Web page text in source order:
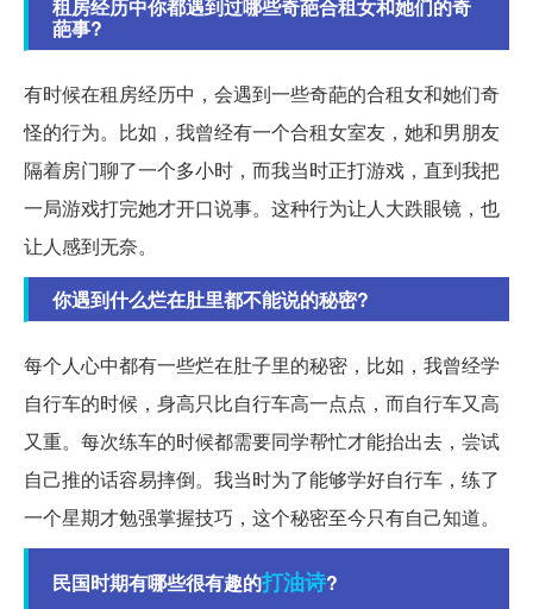
租房经历中你都遇到过哪些奇葩合租女和她们的奇
葩事?
有时候在租房经历中，会遇到一些奇葩的合租女和她们奇
怪的行为。比如，我曾经有一个合租女室友，她和男朋友
隔着房门聊了一个多小时，而我当时正打游戏，直到我把
一局游戏打完她才开口说事。这种行为让人大跌眼镜，也
让人感到无奈。
你遇到什么烂在肚里都不能说的秘密?
每个人心中都有一些烂在肚子里的秘密，比如，我曾经学
自行车的时候，身高只比自行车高一点点，而自行车又高
又重。每次练车的时候都需要同学帮忙才能抬出去，尝试
自己推的话容易摔倒。我当时为了能够学好自行车，练了
一个星期才勉强掌握技巧，这个秘密至今只有自己知道。
民国时期有哪些很有趣的打油诗?